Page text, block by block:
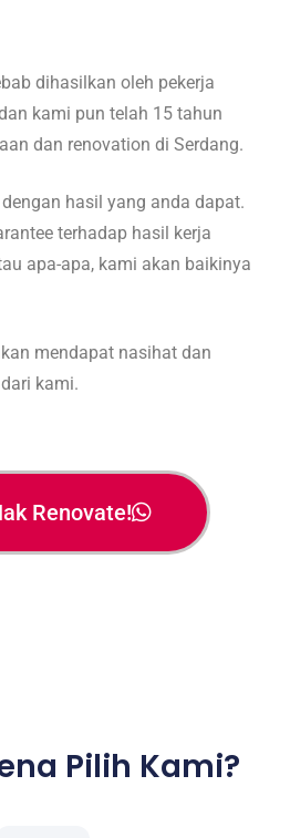
dihasilkan oleh pekerja
kami pun telah 15 tahun
dan renovation di Serdang.
hasil yang anda dapat.
terhadap hasil kerja
apa-apa, kami akan baikinya
mendapat nasihat dan
kami.
Renovate!
Pilih Kami?